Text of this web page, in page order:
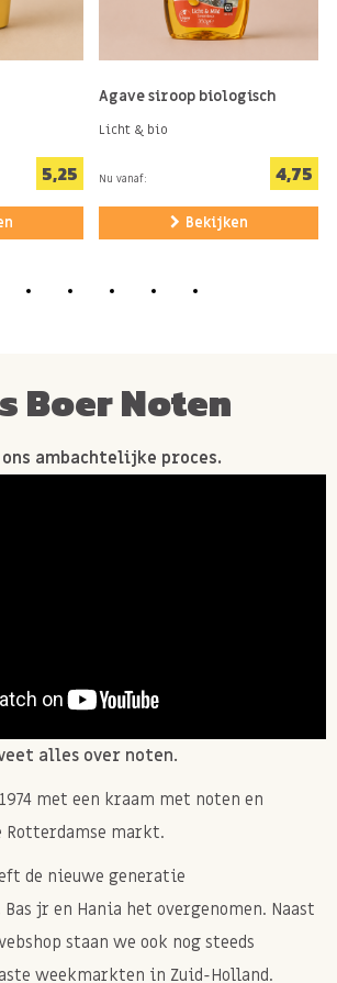
5,25
Agave siroop biologisch
Licht & bio
Nu vanaf: 4,75
Bekijken
Boer Noten
alles over noten.
met een kraam met noten en
Rotterdamse markt.
de nieuwe generatie
jr en Hania het overgenomen. Naast
staan we ook nog steeds
weekmarkten in Zuid-Holland.
ambachtelijke proces.